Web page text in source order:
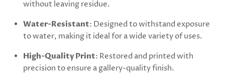
without leaving residue.
Water-Resistant: Designed to withstand exposure
to water, making it ideal for a wide variety of uses.
High-Quality Print: Restored and printed with
precision to ensure a gallery-quality finish.